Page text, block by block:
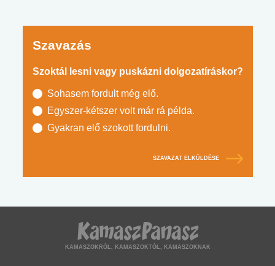
Szavazás
Szoktál lesni vagy puskázni dolgozatíráskor?
Sohasem fordult még elő.
Egyszer-kétszer volt már rá példa.
Gyakran elő szokott fordulni.
SZAVAZAT ELKÜLDÉSE
KAMASZOKRÓL, KAMASZOKTÓL, KAMASZOKNAK